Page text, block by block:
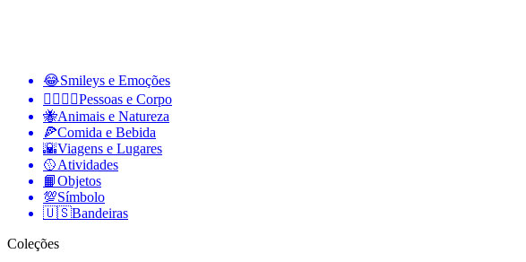
😂Smileys e Emoções
👩‍❤️‍💋‍👨Pessoas e Corpo
🐝Animais e Natureza
🍕Comida e Bebida
🌇Viagens e Lugares
🥎Atividades
📙Objetos
💯Símbolo
🇺🇸Bandeiras
Coleções